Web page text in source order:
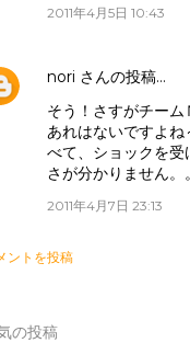
2011年4月5日 10:43
nori さんの投稿…
そう！さすがチーム
あれはないですよ
べて、ショックを
さが分かりません。。
2011年4月7日 23:13
ントを投稿
の投稿